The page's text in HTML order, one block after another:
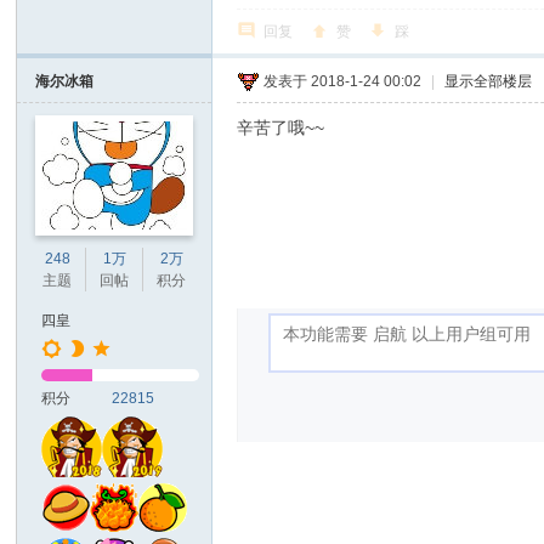
回复 赞 踩
海尔冰箱
248
主题
1万
回帖
2万
积分
四皇
积分 22815
发表于 2018-1-24 00:02 显示全部楼层
辛苦了哦~~